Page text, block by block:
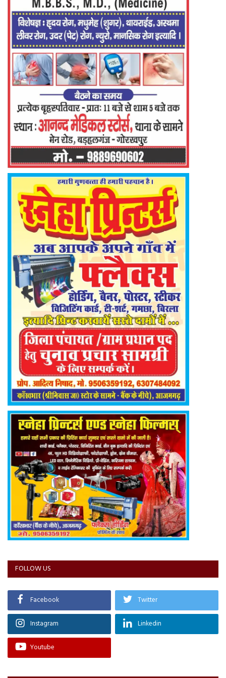
FOLLOW US
Facebook Twitter
Instagram Linkedin
Youtube